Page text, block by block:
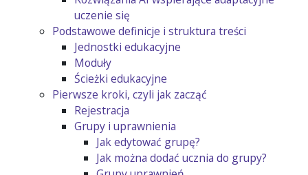
uczenie się
Podstawowe definicje i struktura treści
Jednostki edukacyjne
Moduły
Ścieżki edukacyjne
Pierwsze kroki, czyli jak zacząć
Rejestracja
Grupy i uprawnienia
Jak edytować grupę?
Jak można dodać ucznia do grupy?